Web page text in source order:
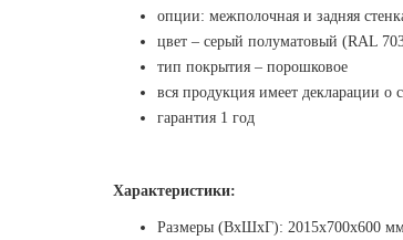
опции: межполочная и задняя
цвет – серый полуматовый (RAL
тип покрытия – порошковое
вся продукция имеет декларации
гарантия 1 год
Характеристики:
Размеры (ВхШхГ): 2015х700х600